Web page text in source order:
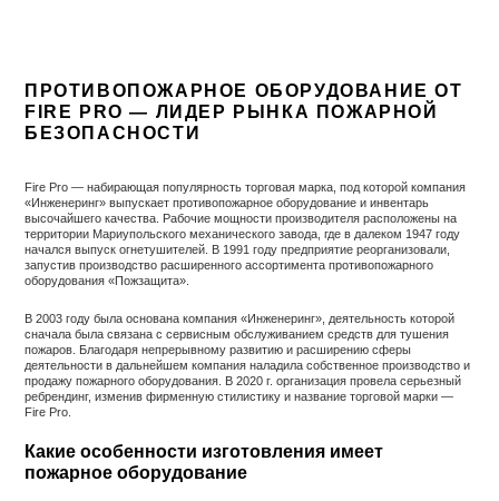
ПРОТИВОПОЖАРНОЕ ОБОРУДОВАНИЕ ОТ
FIRE PRO — ЛИДЕР РЫНКА ПОЖАРНОЙ
БЕЗОПАСНОСТИ
Fire Pro — набирающая популярность торговая марка, под которой компания
«Инженеринг» выпускает противопожарное оборудование и инвентарь
высочайшего качества. Рабочие мощности производителя расположены на
территории Мариупольского механического завода, где в далеком 1947 году
начался выпуск огнетушителей. В 1991 году предприятие реорганизовали,
запустив производство расширенного ассортимента противопожарного
оборудования «Пожзащита».
В 2003 году была основана компания «Инженеринг», деятельность которой
сначала была связана с сервисным обслуживанием средств для тушения
пожаров. Благодаря непрерывному развитию и расширению сферы
деятельности в дальнейшем компания наладила собственное производство и
продажу пожарного оборудования. В 2020 г. организация провела серьезный
ребрендинг, изменив фирменную стилистику и название торговой марки —
Fire Pro.
Какие особенности изготовления имеет
пожарное оборудование